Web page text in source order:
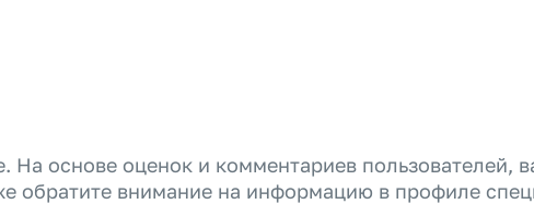
основе оценок и комментариев пользователей,
обратите внимание на информацию в профиле